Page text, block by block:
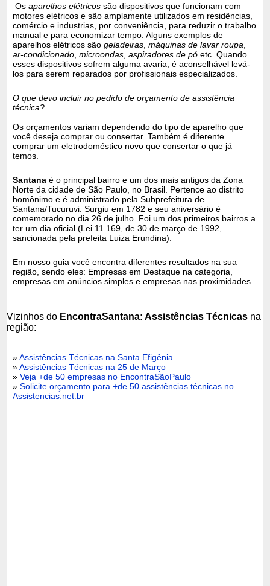
Osaparelhos elétricos são dispositivos que funcionam com
motores elétricos e são amplamente utilizados em residências,
comércio e industrias, por conveniência, para reduzir o trabalho
manual e para economizar tempo. Alguns exemplos de
aparelhos elétricos sãogeladeiras ,máquinas de lavar roupa
ar-condicionado ,microondas ,aspiradores de pó etc. Quando
esses dispositivos sofrem alguma avaria, é aconselhável levá-
los para serem reparados por profissionais especializados.
O que devo incluir no pedido de orçamento de assistência
técnica?
Os orçamentos variam dependendo do tipo de aparelho que
você deseja comprar ou consertar. Também é diferente
comprar um eletrodoméstico novo que consertar o que já
temos.
Santana é o principal bairro e um dos mais antigos da Zona
Norte da cidade de São Paulo, no Brasil. Pertence ao distrito
homônimo e é administrado pela Subprefeitura de
Santana/Tucuruvi. Surgiu em 1782 e seu aniversário é
comemorado no dia 26 de julho. Foi um dos primeiros bairros a
ter um dia oficial (Lei 11 169, de 30 de março de 1992,
sancionada pela prefeita Luiza Erundina).
Em nosso guia você encontra diferentes resultados na sua
região, sendo eles: Empresas em Destaque na categoria,
empresas em anúncios simples e empresas nas proximidades.
Vizinhos do EncontraSantana: Assistências Técnicas na
região:
»Assistências Técnicas na Santa Efigênia
»Assistências Técnicas na 25 de Março
»Veja +de 50 empresas no EncontraSãoPaulo
»Solicite orçamento para +de 50 assistências técnicas no
Assistencias.net.br